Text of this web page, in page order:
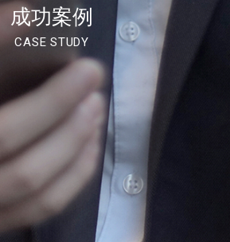
成功案例
CASE STUDY